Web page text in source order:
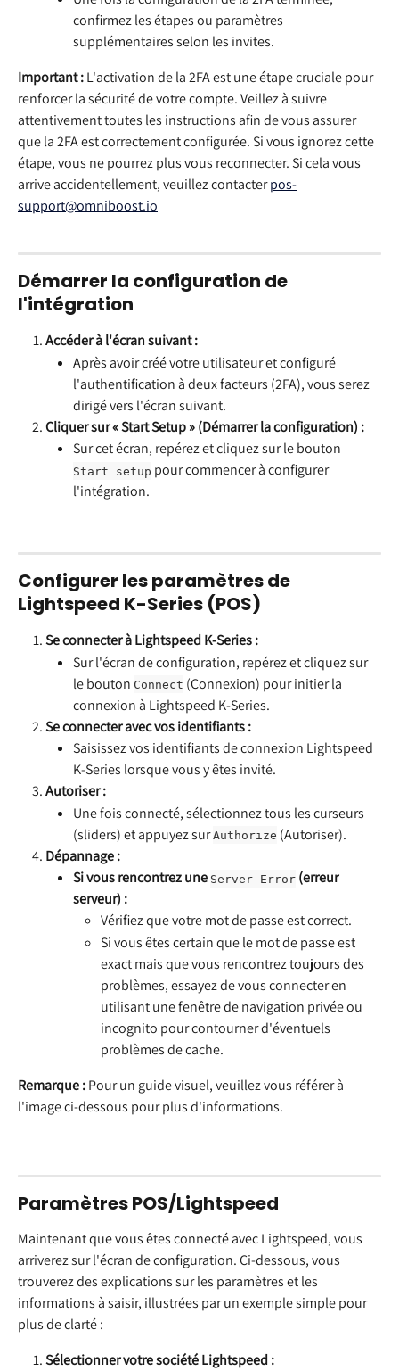
confirmez les étapes ou paramètres
supplémentaires selon les invites.
Important : L'activation de la 2FA est une étape cruciale pour
renforcer la sécurité de votre compte. Veillez à suivre
attentivement toutes les instructions afin de vous assurer
que la 2FA est correctement configurée. Si vous ignorez cette
étape, vous ne pourrez plus vous reconnecter. Si cela vous
arrive accidentellement, veuillez contacter pos-
support@omniboost.io
Démarrer la configuration de
l'intégration
Accéder à l'écran suivant :
Après avoir créé votre utilisateur et configuré
l'authentification à deux facteurs (2FA), vous serez
dirigé vers l'écran suivant.
Cliquer sur « Start Setup » (Démarrer la configuration) :
Sur cet écran, repérez et cliquez sur le bouton
Start setup pour commencer à configurer
l'intégration.
Configurer les paramètres de
Lightspeed K-Series (POS)
Se connecter à Lightspeed K-Series :
Sur l'écran de configuration, repérez et cliquez sur
le bouton Connect (Connexion) pour initier la
connexion à Lightspeed K-Series.
Se connecter avec vos identifiants :
Saisissez vos identifiants de connexion Lightspeed
K-Series lorsque vous y êtes invité.
Autoriser :
Une fois connecté, sélectionnez tous les curseurs
(sliders) et appuyez sur Authorize (Autoriser).
Dépannage :
Si vous rencontrez une Server Error (erreur
serveur) :
Vérifiez que votre mot de passe est correct.
Si vous êtes certain que le mot de passe est
exact mais que vous rencontrez toujours des
problèmes, essayez de vous connecter en
utilisant une fenêtre de navigation privée ou
incognito pour contourner d'éventuels
problèmes de cache.
Remarque : Pour un guide visuel, veuillez vous référer à
l'image ci-dessous pour plus d'informations.
Paramètres POS/Lightspeed
Maintenant que vous êtes connecté avec Lightspeed, vous
arriverez sur l'écran de configuration. Ci-dessous, vous
trouverez des explications sur les paramètres et les
informations à saisir, illustrées par un exemple simple pour
plus de clarté :
Sélectionner votre société Lightspeed :